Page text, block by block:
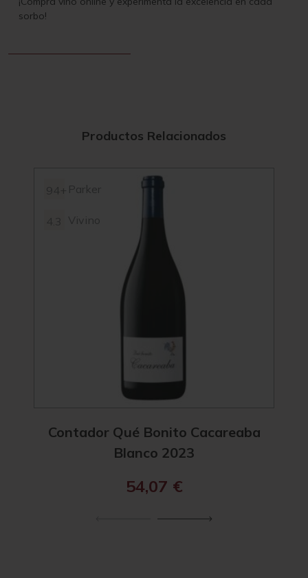
sorbo!
Productos Relacionados
Parker
Vivino
Contador Qué Bonito Cacareaba
Blanco 2023
54,07 €